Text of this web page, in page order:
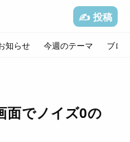
✍️ 投稿
知らせ 今週のテーマ ブロ
でノイズ0の